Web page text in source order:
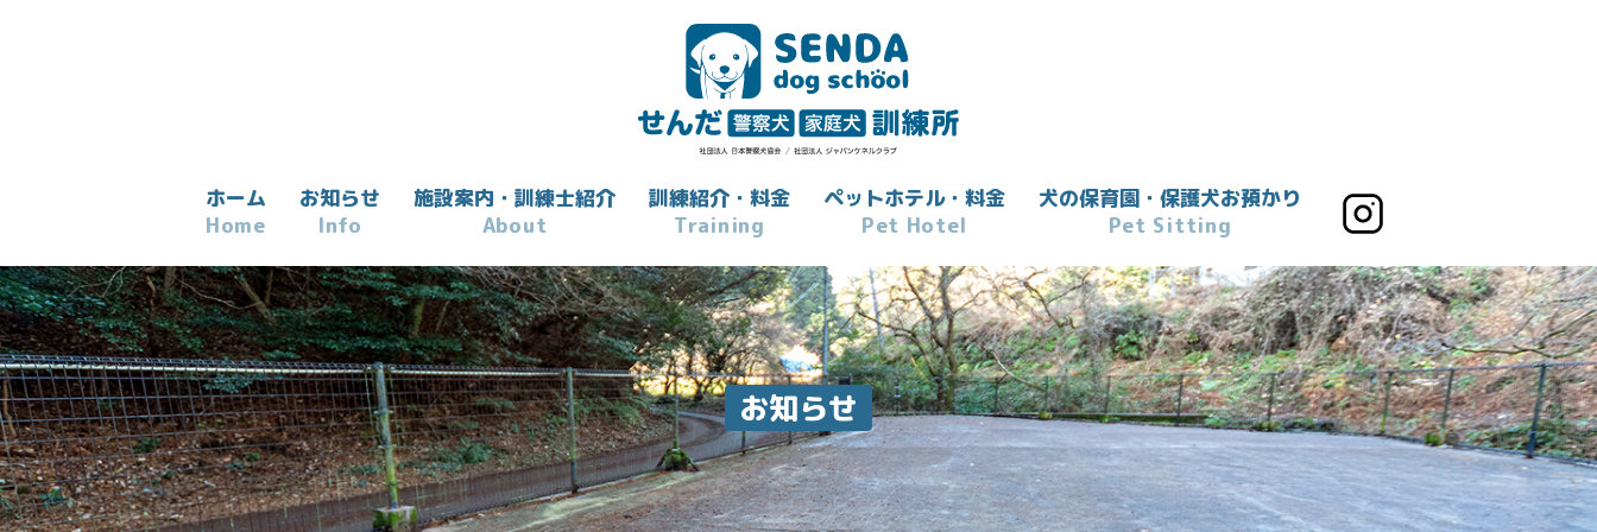
ホーム
Home
お知らせ
Info
施設案内・訓練士紹介
About
訓練紹介・料金
Training
ペットホテル・料金
Pet Hotel
犬の保育園・保護犬お預かり
Pet Sitting
お知らせ